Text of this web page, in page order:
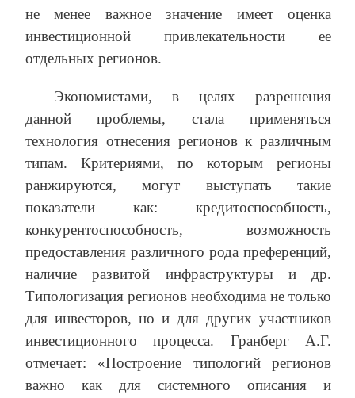
не менее важное значение имеет оценка
инвестиционной привлекательности ее
отдельных регионов.
Экономистами, в целях разрешения
данной проблемы, стала применяться
технология отнесения регионов к различным
типам. Критериями, по которым регионы
ранжируются, могут выступать такие
показатели как: кредитоспособность,
конкурентоспособность, возможность
предоставления различного рода преференций,
наличие развитой инфраструктуры и др.
Типологизация регионов необходима не только
для инвесторов, но и для других участников
инвестиционного процесса. Гранберг А.Г.
отмечает: «Построение типологий регионов
важно как для системного описания и